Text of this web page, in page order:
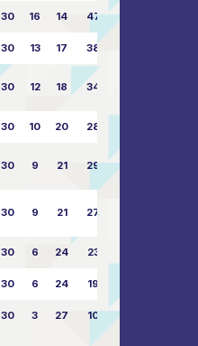
30 16 14 47 62:58
30 13 17 38
30 12 18 34
30 10 20 28
30 9 21 29 41:70
30 9 21 27
30 6 24 23
30 6 24 19
30 3 27 10 25:87